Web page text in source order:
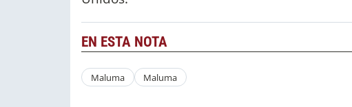
EN ESTA NOTA
Maluma Maluma